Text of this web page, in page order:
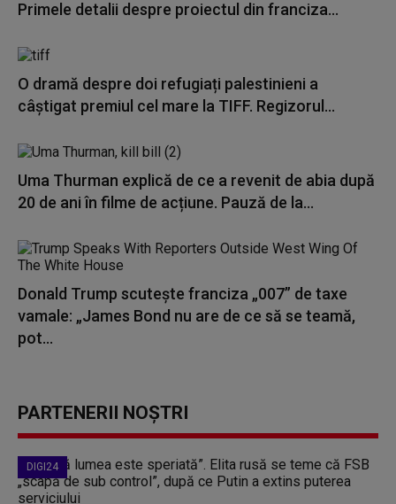
Primele detalii despre proiectul din franciza...
O dramă despre doi refugiați palestinieni a
câștigat premiul cel mare la TIFF. Regizorul...
Uma Thurman explică de ce a revenit de abia după
20 de ani în filme de acțiune. Pauză de la...
Donald Trump scuteşte franciza „007” de taxe
vamale: „James Bond nu are de ce să se teamă,
pot...
PARTENERII NOȘTRI
DIGI24